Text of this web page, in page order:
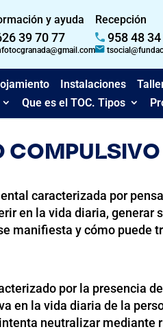
y ayuda
39 70 77
Recepción
958 48
Instalaciones
Que es el TOC. Tipos
caracterizada por
en la vida diaria, generar
manifiesta y cómo puede
por la presencia de
la vida diaria de la
neutralizar